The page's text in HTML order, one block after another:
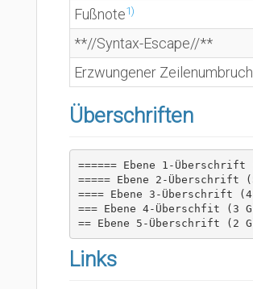
Fußnote1)
**//Syntax-Escape//**
Erzwungener Zeilenumbruch
Überschriften
====== Ebene 1-
===== Ebene 2-Überschrift
==== Ebene 3-Überschrift
=== Ebene 4-Überschfit (3
== Ebene 5-Überschrift (2
Links